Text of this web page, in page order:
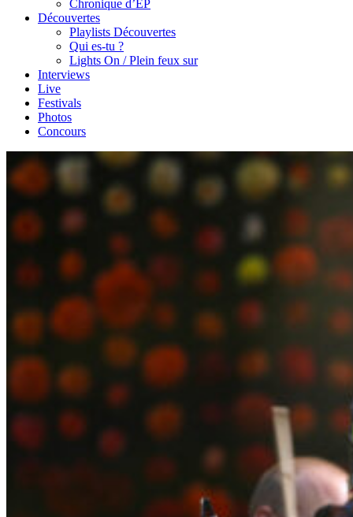
Chronique d’EP
Découvertes
Playlists Découvertes
Qui es-tu ?
Lights On / Plein feux sur
Interviews
Live
Festivals
Photos
Concours